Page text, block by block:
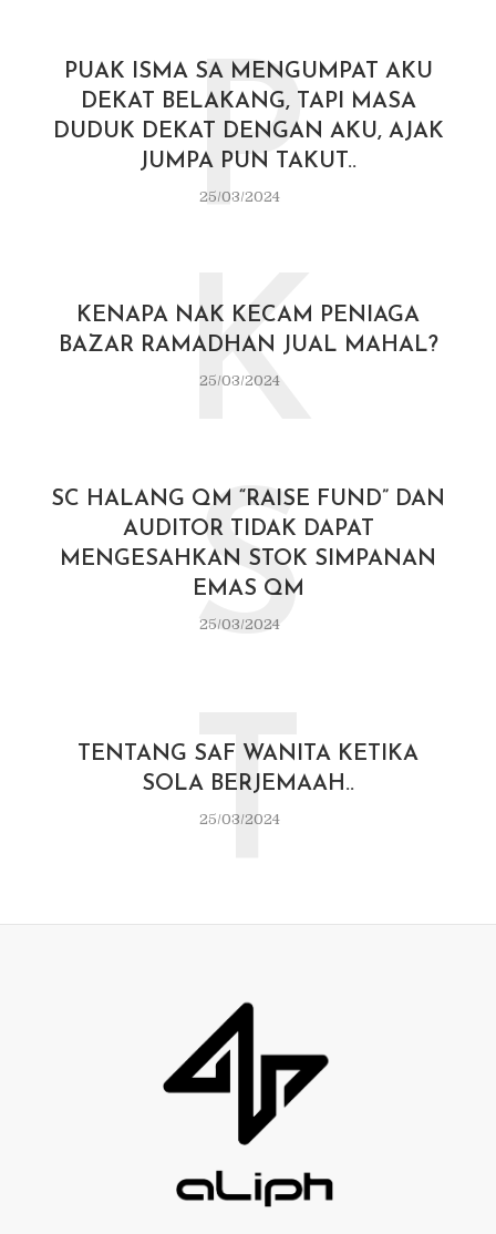
PUAK ISMA SA MENGUMPAT AKU
DEKAT BELAKANG, TAPI MASA
DUDUK DEKAT DENGAN AKU, AJAK
JUMPA PUN TAKUT..
25/03/2024
P
KENAPA NAK KECAM PENIAGA
BAZAR RAMADHAN JUAL MAHAL?
25/03/2024
K
SC HALANG QM “RAISE FUND” DAN
AUDITOR TIDAK DAPAT
MENGESAHKAN STOK SIMPANAN
EMAS QM
25/03/2024
S
TENTANG SAF WANITA KETIKA
SOLA BERJEMAAH..
25/03/2024
T